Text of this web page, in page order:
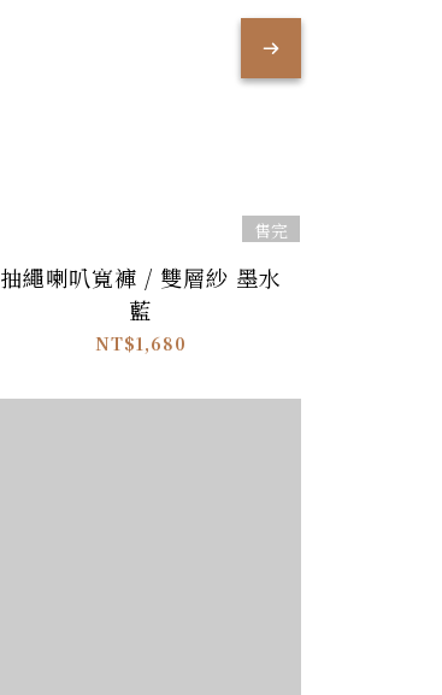
售完
抽繩喇叭寬褲 / 雙層紗 墨水
藍
NT$1,680